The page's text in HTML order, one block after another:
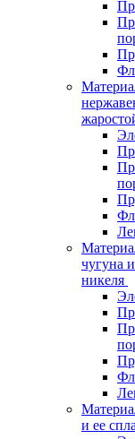
чугуна
никеля
и ее